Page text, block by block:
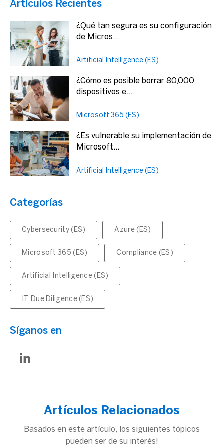
Artículos Recientes
¿Qué tan segura es su configuración
de Micros...
Artificial Intelligence (ES)
¿Cómo es posible borrar 80,000
dispositivos e...
Microsoft 365 (ES)
¿Es vulnerable su implementación de
Microsoft...
Artificial Intelligence (ES)
Categorías
Cybersecurity (ES) Azure (ES)
Microsoft 365 (ES) Compliance (ES)
Artificial Intelligence (ES)
IT Due Diligence (ES)
Síganos en
Artículos Relacionados
Basados en este artículo, los siguientes tópicos
pueden ser de su interés!